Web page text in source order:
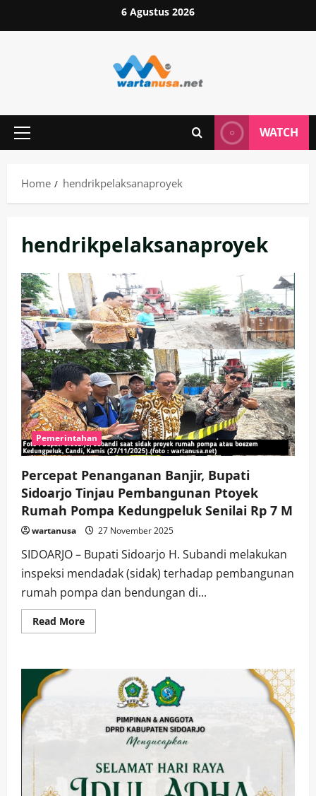
to
6 Agustus 2026
Primary
WATCH
Home hendrikpelaksanaproyek
hendrikpelaksanaproyek
Pemerintahan
Percepat Penanganan Banjir, Bupati
Sidoarjo Tinjau Pembangunan Ptoyek
Rumah Pompa Kedungpeluk Senilai Rp 7 M
wartanusa 27 November 2025
SIDOARJO – Bupati Sidoarjo H. Subandi melakukan
inspeksi mendadak (sidak) terhadap pembangunan
rumah pompa dan bendungan di...
Read MoreRead
more
Sidoarjo
Pembangunan
Ptoyek
Rumah
Kedungpeluk
Rp
7
M